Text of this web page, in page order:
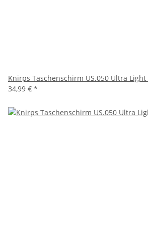
Knirps Taschenschirm US.050 Ultra
34,99 € *